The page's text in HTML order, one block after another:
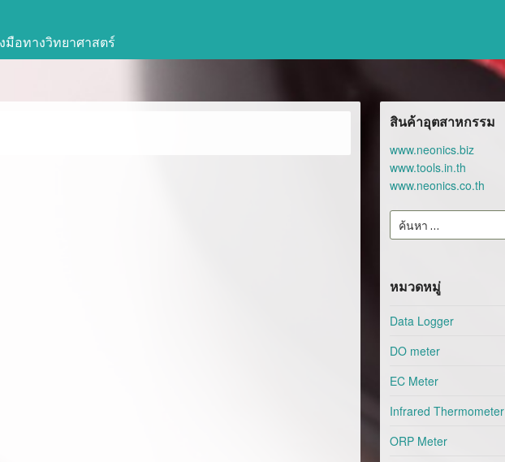
อทางวิทยาศาสตร์
สินค้าอุตสาหกรรม
www.neonics.biz
www.tools.in.th
www.neonics.co.th
ค้นหา:
หมวดหมู่
Data Logger
DO meter
EC Meter
Infrared Thermometer
ORP Meter